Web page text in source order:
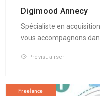
Digimood Annecy
Spécialiste en
vous accompagnons
Prévisualiser
Freelance